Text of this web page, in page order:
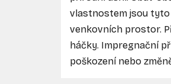
vlastnostem jsou tyto
venkovních prostor.
háčky. Impregnační
poškození nebo